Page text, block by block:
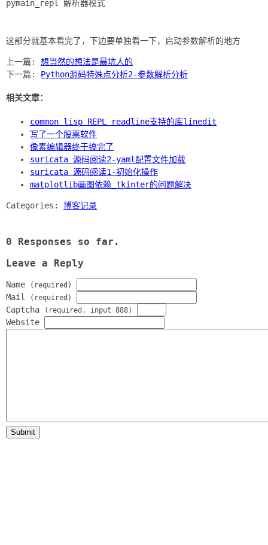
pymain_repl 解析器模式
上一篇: 想当然的想法是最坑人的
下一篇: Python源码特殊点分析2-参数解析分析
相关文章：
common lisp REPL readline支持的库linedit
写了一个股票软件
像素编辑器终于搞完了
suricata 源码阅读2-yaml配置文件加载
suricata 源码阅读1-初始化操作
matplotlib画图依赖_tkinter的问题解决
Categories: 博客记录
0 Responses so far.
Leave a Reply
Name (required)
Mail (required)
Captcha (required. input 888)
Website